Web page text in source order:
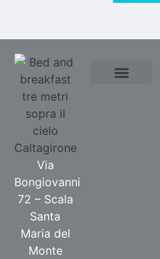
Via
Bongiovanni
72 – Scala
Santa
Maria del
Monte